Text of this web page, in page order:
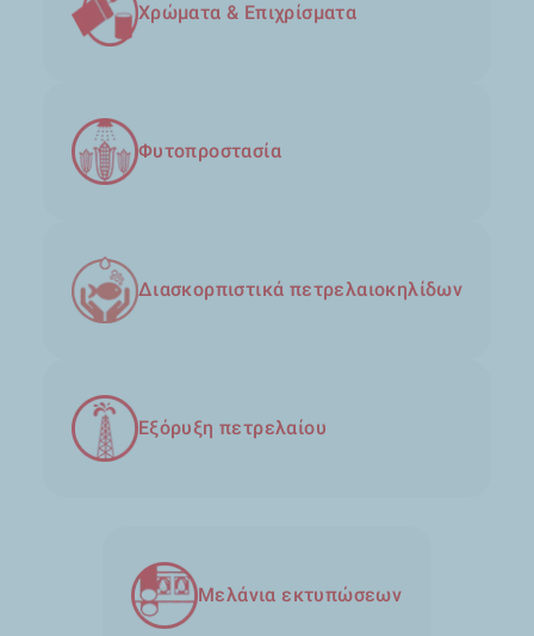
Χρώματα & Επιχρίσματα
Φυτοπροστασία
Διασκορπιστικά πετρελαιοκηλίδων
Εξόρυξη πετρελαίου
Μελάνια εκτυπώσεων